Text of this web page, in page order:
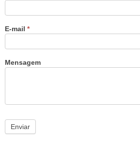
E-mail *
Mensagem
Enviar